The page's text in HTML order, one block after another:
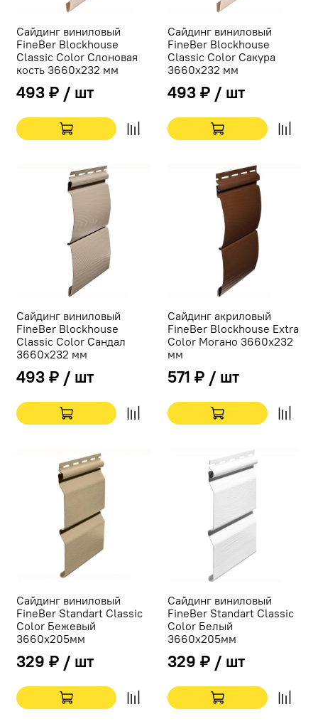
Сайдинг виниловый
FineBer Blockhouse
Classic Color Слоновая
кость 3660х232 мм
493 ₽ / шт
Сайдинг виниловый
FineBer Blockhouse
Classic Color Сакура
3660х232 мм
493 ₽ / шт
Сайдинг виниловый
FineBer Blockhouse
Classic Color Сандал
3660х232 мм
493 ₽ / шт
Сайдинг акриловый
FineBer Blockhouse Extra
Color Могано 3660х232
мм
571 ₽ / шт
Сайдинг виниловый
FineBer Standart Classic
Color Бежевый
3660х205мм
329 ₽ / шт
Сайдинг виниловый
FineBer Standart Classic
Color Белый
3660х205мм
329 ₽ / шт